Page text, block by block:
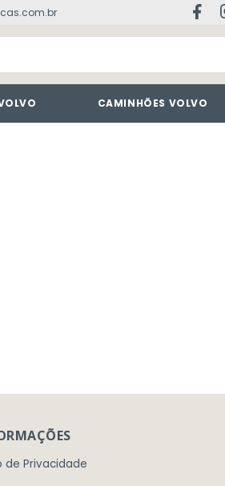
CAMINHÕES VOLVO
de Privacidade